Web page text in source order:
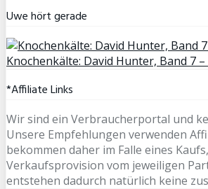
Uwe hört gerade
Knochenkälte: David Hunter, Band 7
*Affiliate Links
Wir sind ein Verbraucherportal und
Unsere Empfehlungen verwenden
bekommen daher im Falle eines
Verkaufsprovision vom jeweiligen
entstehen dadurch natürlich keine